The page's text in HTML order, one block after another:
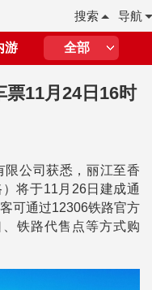
导航
搜索
游 全部
票11月24日16时
公司获悉，丽江至香
将于11月26日建成通
可通过12306铁路官方
铁路代售点等方式购